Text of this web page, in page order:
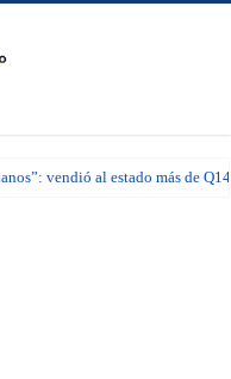
vendió al estado más de